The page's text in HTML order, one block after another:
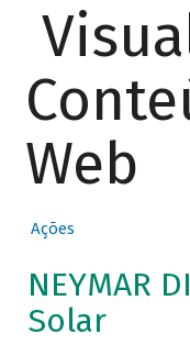
Web
Ações
NEYMAR
Solar